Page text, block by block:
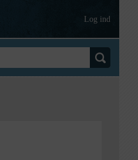
Log ind